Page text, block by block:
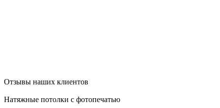
Отзывы наших клиентов
Натяжные потолки с фотопечатью